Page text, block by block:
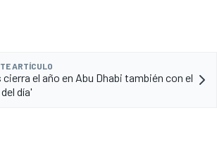
ARTÍCULO
el año en Abu Dhabi también con el
día'